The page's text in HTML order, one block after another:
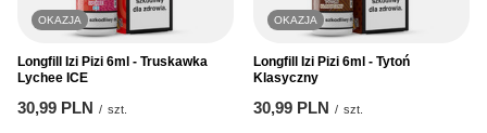
OKAZJA
Longfill Izi Pizi 6ml - Truskawka
Lychee ICE
30,99 PLN / szt.
OKAZJA
Longfill Izi Pizi 6ml - Tytoń
Klasyczny
30,99 PLN / szt.